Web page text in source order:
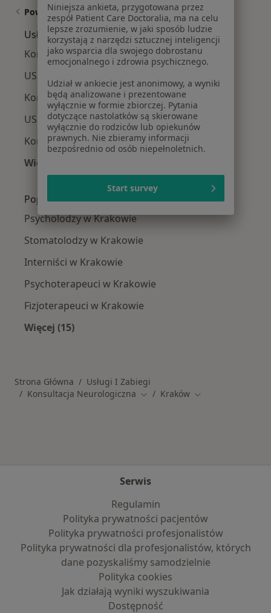
Powiązane wyszukiwania
Usługi w Krakowie
Konsultacja internistyczna w Krakowie
USG tarczycy w Krakowie
Konsultacja ortopedyczna w Krakowie
USG jamy brzusznej w Krakowie
Konsultacja kardiologiczna w Krakowie
Więcej (15)
Więcej w kategorii: Usługi w Krakowie
Popularne specjalizacje
Psycholodzy w Krakowie
Stomatolodzy w Krakowie
Interniści w Krakowie
Psychoterapeuci w Krakowie
Fizjoterapeuci w Krakowie
Więcej (15)
Strona Główna
Usługi I Zabiegi
Konsultacja Neurologiczna Zmień miasto
Kraków Zmień miasto
Serwis
Regulamin
Polityka prywatności pacjentów
Polityka prywatności profesjonalistów
Polityka prywatności dla profesjonalistów, których
dane pozyskaliśmy samodzielnie
Polityka cookies
Jak działają wyniki wyszukiwania
Dostępność
Niniejsza ankieta, przygotowana przez
zespół Patient Care Doctoralia, ma na celu
lepsze zrozumienie, w jaki sposób ludzie
korzystają z narzędzi sztucznej inteligencji
jako wsparcia dla swojego dobrostanu
emocjonalnego i zdrowia psychicznego.
Udział w ankiecie jest anonimowy, a wyniki
będą analizowane i prezentowane
wyłącznie w formie zbiorczej. Pytania
dotyczące nastolatków są skierowane
wyłącznie do rodziców lub opiekunów
prawnych. Nie zbieramy informacji
bezpośrednio od osób niepełnoletnich.
Start survey